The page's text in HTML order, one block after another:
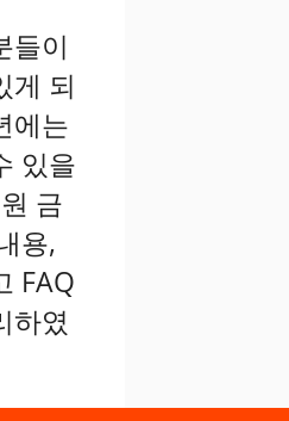
들이
게 되
에는
있을
금
용,
FAQ
하였